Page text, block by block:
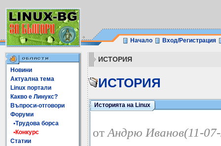
Начало Вход/Регистрация
Новини
Актуална тема
Linux портали
Какво е Линукс?
Въпроси-отговори
Форуми
•Трудова борса
•Конкурс
Статии
ИСТОРИЯ
ИСТОРИЯ
Историята на Linux
от Андрю Иванов(11-